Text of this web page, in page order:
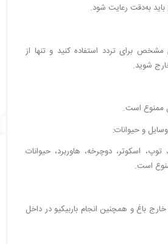
به‌دقت رعایت شود.
مشخص برای تردد استفاده کنید و تنها از
شوید.
ممنوع است.
اسکوتر، دوچرخه، هاوربرد، حیوانات
است.
باغ و همچنین انجام باربیکیو در داخل